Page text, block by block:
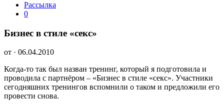
Рассылка
0
Бизнес в стиле «секс»
от · 06.04.2010
Когда-то так был назван тренинг, который я подготовила и
проводила с партнёром – «Бизнес в стиле «секс». Участники
сегодняшних тренингов вспомнили о таком и предложили его
провести снова.